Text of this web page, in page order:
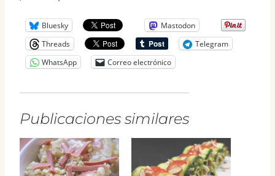
Bluesky
Mastodon
Threads
Telegram
WhatsApp
Correo electrónico
Publicaciones similares